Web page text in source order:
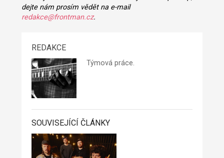
dejte nám prosím vědět na e-mail
redakce@frontman.cz.
REDAKCE
Týmová práce.
SOUVISEJÍCÍ ČLÁNKY